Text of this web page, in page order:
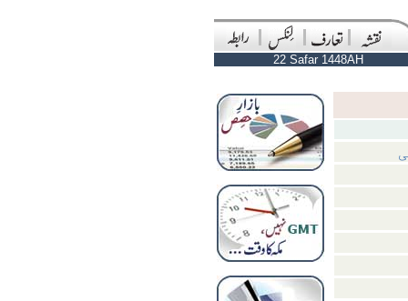
22 Safar 1448AH